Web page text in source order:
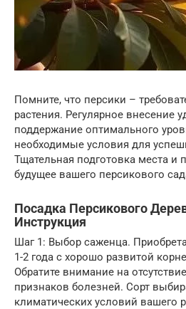
Помните, что персики –
растения. Регулярное внесение
поддержание оптимального
необходимые условия для
Тщательная подготовка места и
будущее вашего персикового
Посадка Персикового
Инструкция
Шаг 1: Выбор саженца.
1-2 года с хорошо развитой
Обратите внимание на
признаков болезней. Сорт
климатических условий вашего